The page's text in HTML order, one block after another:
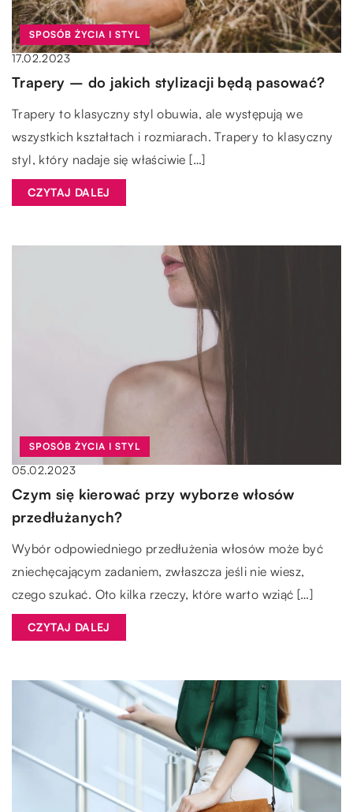
SPOSÓB ŻYCIA I STYL
17.02.2023
Trapery – do jakich stylizacji będą pasować?
Trapery to klasyczny styl obuwia, ale występują we
wszystkich kształtach i rozmiarach. Trapery to klasyczny
styl, który nadaje się właściwie […]
CZYTAJ DALEJ
SPOSÓB ŻYCIA I STYL
05.02.2023
Czym się kierować przy wyborze włosów
przedłużanych?
Wybór odpowiedniego przedłużenia włosów może być
zniechęcającym zadaniem, zwłaszcza jeśli nie wiesz,
czego szukać. Oto kilka rzeczy, które warto wziąć […]
CZYTAJ DALEJ